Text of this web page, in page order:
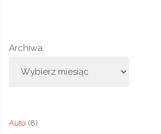
Archiwa
Auto (8)